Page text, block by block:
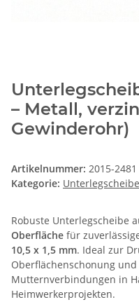
– Metall,
Gewinderohr)
Artikelnummer: 2015-2481
Kategorie:
Robuste Unterlegscheibe
Oberfläche für
10,5 x 1,5 mm. Ideal zur
Oberflächenschonung
Mutternverbindungen in
Heimwerkerprojekten.